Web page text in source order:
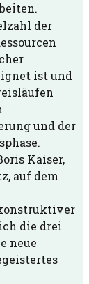
der
ist und
und der
Kaiser,
auf dem
die drei
neue